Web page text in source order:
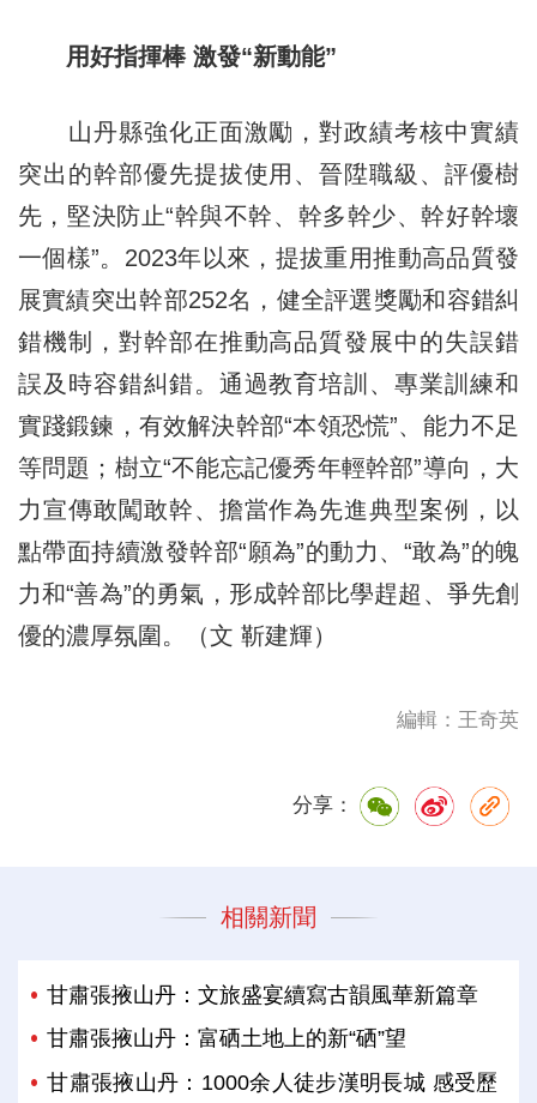
用好指揮棒 激發“新動能”
山丹縣強化正面激勵，對政績考核中實績
突出的幹部優先提拔使用、晉陞職級、評優樹
先，堅決防止“幹與不幹、幹多幹少、幹好幹壞
一個樣”。2023年以來，提拔重用推動高品質發
展實績突出幹部252名，健全評選獎勵和容錯糾
錯機制，對幹部在推動高品質發展中的失誤錯
誤及時容錯糾錯。通過教育培訓、專業訓練和
實踐鍛鍊，有效解決幹部“本領恐慌”、能力不足
等問題；樹立“不能忘記優秀年輕幹部”導向，大
力宣傳敢闖敢幹、擔當作為先進典型案例，以
點帶面持續激發幹部“願為”的動力、“敢為”的魄
力和“善為”的勇氣，形成幹部比學趕超、爭先創
優的濃厚氛圍。（文 靳建輝）
編輯：王奇英
分享：
相關新聞
甘肅張掖山丹：文旅盛宴續寫古韻風華新篇章
甘肅張掖山丹：富硒土地上的新“硒”望
甘肅張掖山丹：1000余人徒步漢明長城 感受歷